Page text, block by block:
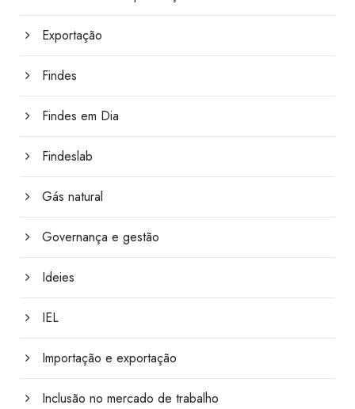
Exportação
Findes
Findes em Dia
Findeslab
Gás natural
Governança e gestão
Ideies
IEL
Importação e exportação
Inclusão no mercado de trabalho